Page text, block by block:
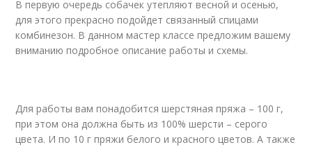
В первую очередь собачек утепляют весной и осенью,
для этого прекрасно подойдет связанный спицами
комбинезон. В данном мастер классе предложим вашему
вниманию подробное описание работы и схемы.
Для работы вам понадобится шерстяная пряжа – 100 г,
при этом она должна быть из 100% шерсти – серого
цвета. И по 10 г пряжи белого и красного цветов. А также